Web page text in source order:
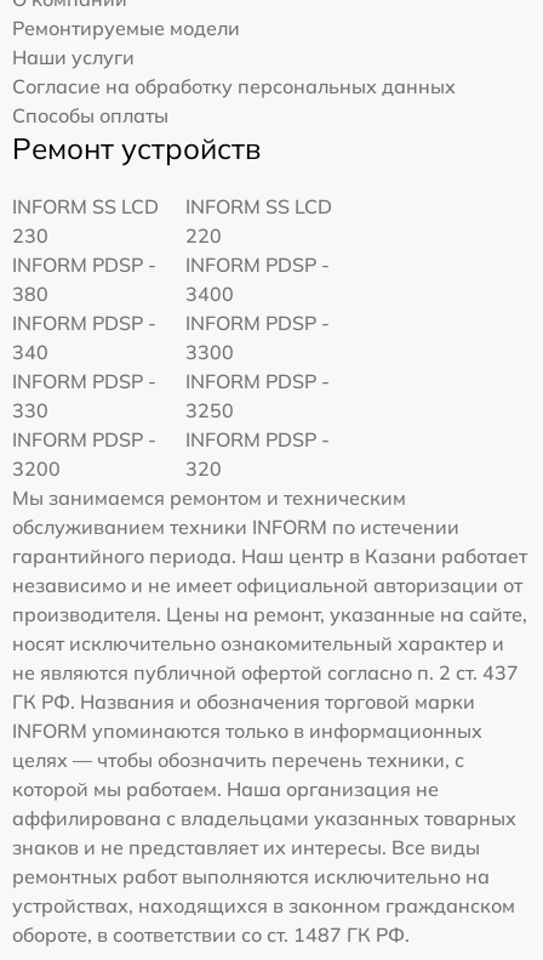
Ремонтируемые модели
Наши услуги
Согласие на обработку персональных данных
Способы оплаты
Ремонт устройств
INFORM SS LCD
230
INFORM SS LCD
220
INFORM PDSP -
380
INFORM PDSP -
3400
INFORM PDSP -
340
INFORM PDSP -
3300
INFORM PDSP -
330
INFORM PDSP -
3250
INFORM PDSP -
3200
INFORM PDSP -
320
Мы занимаемся ремонтом и техническим
обслуживанием техники INFORM по истечении
гарантийного периода. Наш центр в Казани работает
независимо и не имеет официальной авторизации от
производителя. Цены на ремонт, указанные на сайте,
носят исключительно ознакомительный характер и
не являются публичной офертой согласно п. 2 ст. 437
ГК РФ. Названия и обозначения торговой марки
INFORM упоминаются только в информационных
целях — чтобы обозначить перечень техники, с
которой мы работаем. Наша организация не
аффилирована с владельцами указанных товарных
знаков и не представляет их интересы. Все виды
ремонтных работ выполняются исключительно на
устройствах, находящихся в законном гражданском
обороте, в соответствии со ст. 1487 ГК РФ.